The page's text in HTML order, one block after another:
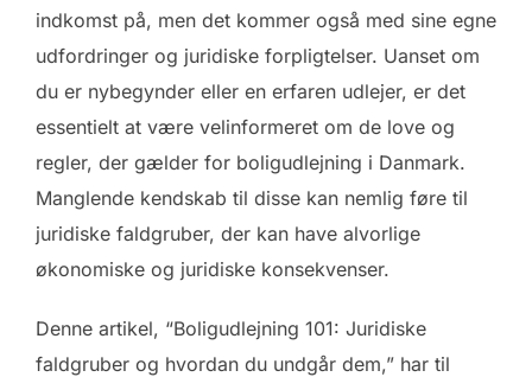
indkomst på, men det kommer også med sine egne
udfordringer og juridiske forpligtelser. Uanset om
du er nybegynder eller en erfaren udlejer, er det
essentielt at være velinformeret om de love og
regler, der gælder for boligudlejning i Danmark.
Manglende kendskab til disse kan nemlig føre til
juridiske faldgruber, der kan have alvorlige
økonomiske og juridiske konsekvenser.
Denne artikel, “Boligudlejning 101: Juridiske
faldgruber og hvordan du undgår dem,” har til